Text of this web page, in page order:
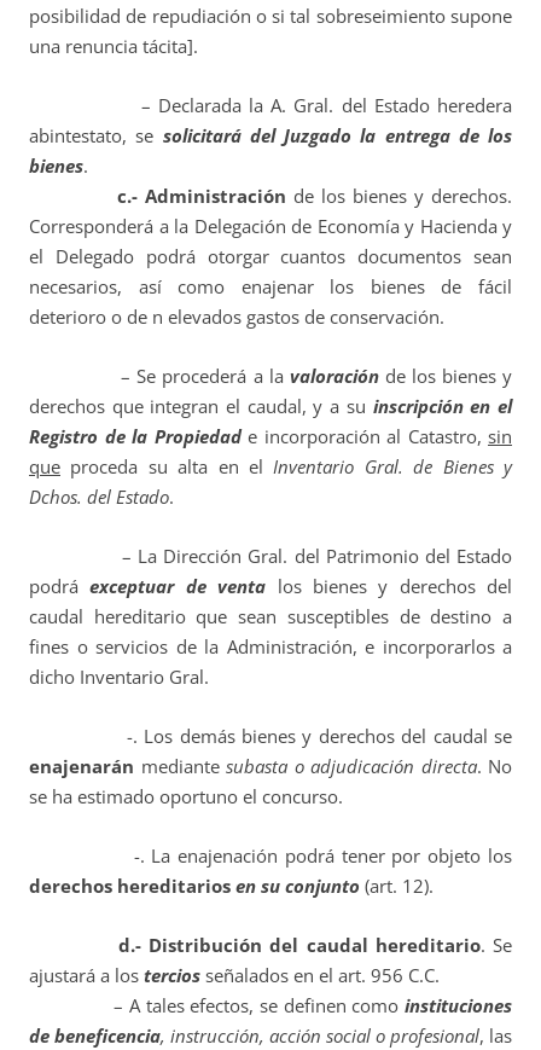
posibilidad de repudiación o si tal sobreseimiento supone
una renuncia tácita].
– Declarada la A. Gral. del Estado heredera
abintestato, se solicitará del Juzgado la entrega de los
bienes.
c.- Administración de los bienes y derechos.
Corresponderá a la Delegación de Economía y Hacienda y
el Delegado podrá otorgar cuantos documentos sean
necesarios, así como enajenar los bienes de fácil
deterioro o de n elevados gastos de conservación.
– Se procederá a la valoraciónde los bienes y
derechos que integran el caudal, y a su inscripción en el
Registro de la Propiedade incorporación al Catastro, sin
que proceda su alta en el Inventario Gral. de Bienes y
Dchos. del Estado.
– La Dirección Gral. del Patrimonio del Estado
podráexceptuar de venta los bienes y derechos del
caudal hereditario que sean susceptibles de destino a
fines o servicios de la Administración, e incorporarlos a
dicho Inventario Gral.
-. Los demás bienes y derechos del caudal se
enajenarán mediante subasta o adjudicación directa. No
se ha estimado oportuno el concurso.
-. La enajenación podrá tener por objeto los
derechos hereditarios en su conjunto (art. 12).
d.- Distribución del caudal hereditario. Se
ajustará a los tercios señalados en el art. 956 C.C.
– A tales efectos, se definen como instituciones
de beneficencia, instrucción, acción social o profesional, las